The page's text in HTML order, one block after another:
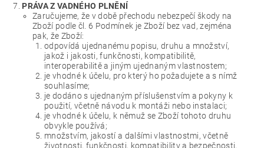
PRÁVA Z VADNÉHO PLNĚNÍ
Zaručujeme, že v době přechodu nebezpečí škody na
Zboží podle čl. 6 Podmínek je Zboží bez vad, zejména
pak, že Zboží:
odpovídá ujednanému popisu, druhu a množství,
jakož i jakosti, funkčnosti, kompatibilitě,
interoperabilitě a jiným ujednaným vlastnostem;
je vhodné k účelu, pro který ho požadujete a s nímž
souhlasíme;
je dodáno s ujednaným příslušenstvím a pokyny k
použití, včetně návodu k montáži nebo instalaci;
je vhodné k účelu, k němuž se Zboží tohoto druhu
obvykle používá;
množstvím, jakostí a dalšími vlastnostmi, včetně
životnosti, funkčnosti, kompatibility a bezpečnosti,